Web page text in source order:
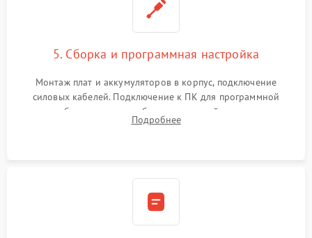
5. Сборка и программная настройка
Монтаж плат и аккумуляторов в корпус, подключение
силовых кабелей. Подключение к ПК для программной
калибровки констант батареи, настройки порогов
срабатывания AVR и сброса счетчиков старения АКБ.
Подробнее